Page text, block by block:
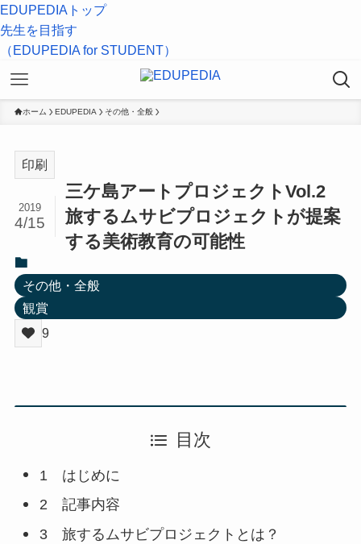
EDUPEDIAトップ
先生を目指す
（EDUPEDIA for STUDENT）
ホーム EDUPEDIA その他・全般
印刷
三ケ島アートプロジェクトVol.2
旅するムサビプロジェクトが提案
する美術教育の可能性
2019
4/15
その他・全般
観賞
9
目次
1 はじめに
2 記事内容
3 旅するムサビプロジェクトとは？